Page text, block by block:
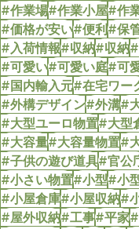
#作業場#作業小屋#作
#価格が安い#便利#保
#入荷情報#収納#収納
#可愛い#可愛い庭#可
#国内輸入元#在宅ワー
#外構デザイン#外溝#
#大型ユーロ物置#大型
#大容量#大容量物置#
#子供の遊び道具#官公
#小さい物置#小型#小
#小屋倉庫#小屋収納#
#屋外収納#工事#平家